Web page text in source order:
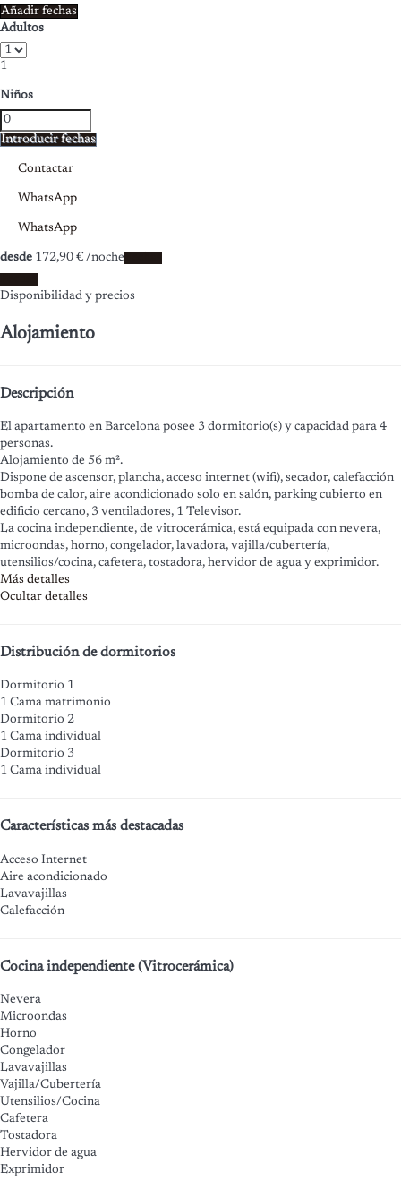
Añadir fechas
Adultos
1
Niños
Introducir fechas
Contactar
WhatsApp
WhatsApp
desde 172,90 € /noche
Disponibilidad y precios
Alojamiento
Descripción
El apartamento en Barcelona posee 3 dormitorio(s) y capacidad para 4
personas.
Alojamiento de 56 m².
Dispone de ascensor, plancha, acceso internet (wifi), secador, calefacción
bomba de calor, aire acondicionado solo en salón, parking cubierto en
edificio cercano, 3 ventiladores, 1 Televisor.
La cocina independiente, de vitrocerámica, está equipada con nevera,
microondas, horno, congelador, lavadora, vajilla/cubertería,
utensilios/cocina, cafetera, tostadora, hervidor de agua y exprimidor.
Más detalles
Ocultar detalles
Distribución de dormitorios
Dormitorio 1
1 Cama matrimonio
Dormitorio 2
1 Cama individual
Dormitorio 3
1 Cama individual
Características más destacadas
Acceso Internet
Aire acondicionado
Lavavajillas
Calefacción
Cocina independiente (Vitrocerámica)
Nevera
Microondas
Horno
Congelador
Lavavajillas
Vajilla/Cubertería
Utensilios/Cocina
Cafetera
Tostadora
Hervidor de agua
Exprimidor